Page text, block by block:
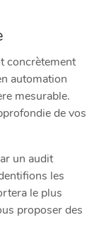
concrètement
automation
mesurable.
de vos
un audit
les
le plus
proposer des